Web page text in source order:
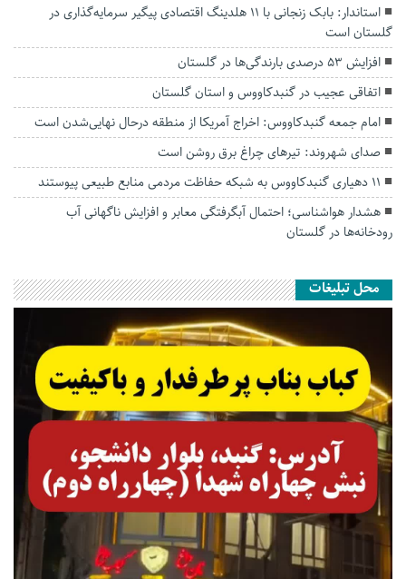
استاندار: بابک زنجانی با ۱۱ هلدینگ اقتصادی پیگیر سرمایه‌گذاری در
گلستان است
افزایش ۵۳ درصدی بارندگی‌ها در گلستان
اتفاقی عجیب در‌ گنبدکاووس و استان گلستان
امام جمعه گنبدکاووس: اخراج آمریکا از منطقه درحال نهایی‌شدن است
صدای شهروند: تیرهای چراغ برق روشن است
۱۱ دهیاری گنبدکاووس به شبکه حفاظت مردمی منابع طبیعی پیوستند
هشدار هواشناسی؛ احتمال آبگرفتگی معابر و افزایش ناگهانی آب
رودخانه‌ها در گلستان
محل تبلیغات